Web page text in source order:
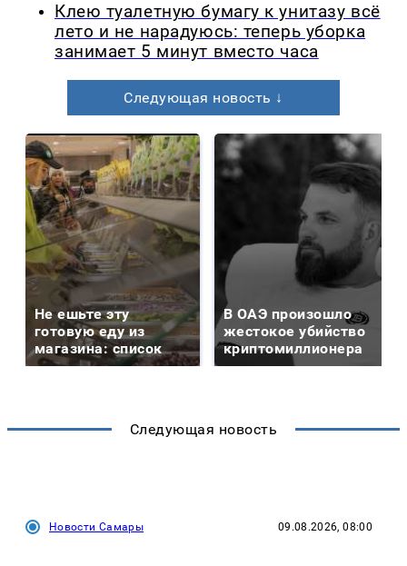
Клею туалетную бумагу к унитазу всё
лето и не нарадуюсь: теперь уборка
занимает 5 минут вместо часа
Следующая новость ↓
Не ешьте эту
готовую еду из
магазина: список
В ОАЭ произошло
жестокое убийство
криптомиллионера
Следующая новость
Новости Самары 09.08.2026, 08:00